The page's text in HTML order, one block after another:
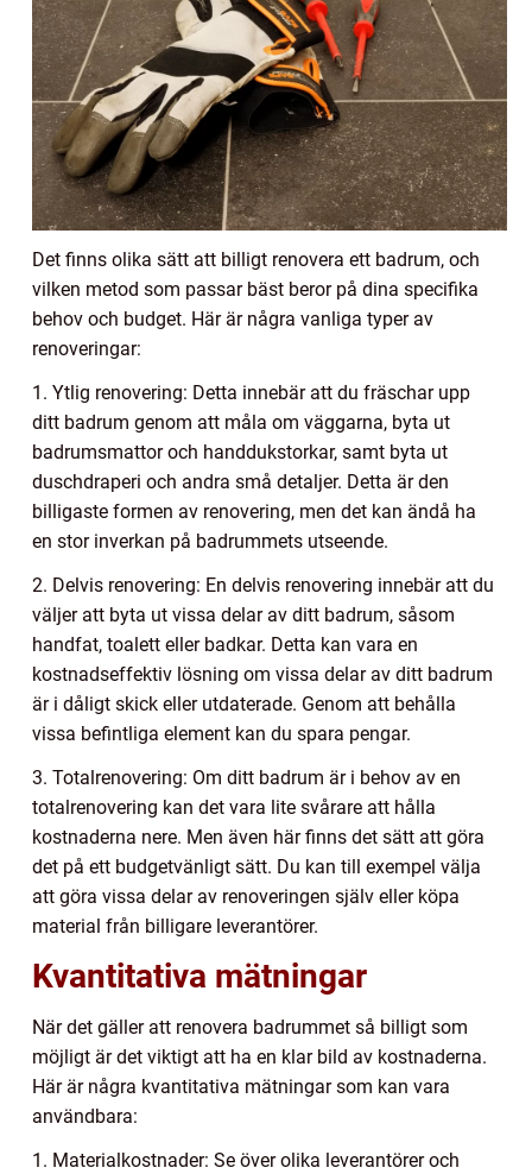
Det finns olika sätt att billigt renovera ett badrum, och
vilken metod som passar bäst beror på dina specifika
behov och budget. Här är några vanliga typer av
renoveringar:
1. Ytlig renovering: Detta innebär att du fräschar upp
ditt badrum genom att måla om väggarna, byta ut
badrumsmattor och handdukstorkar, samt byta ut
duschdraperi och andra små detaljer. Detta är den
billigaste formen av renovering, men det kan ändå ha
en stor inverkan på badrummets utseende.
2. Delvis renovering: En delvis renovering innebär att du
väljer att byta ut vissa delar av ditt badrum, såsom
handfat, toalett eller badkar. Detta kan vara en
kostnadseffektiv lösning om vissa delar av ditt badrum
är i dåligt skick eller utdaterade. Genom att behålla
vissa befintliga element kan du spara pengar.
3. Totalrenovering: Om ditt badrum är i behov av en
totalrenovering kan det vara lite svårare att hålla
kostnaderna nere. Men även här finns det sätt att göra
det på ett budgetvänligt sätt. Du kan till exempel välja
att göra vissa delar av renoveringen själv eller köpa
material från billigare leverantörer.
Kvantitativa mätningar
När det gäller att renovera badrummet så billigt som
möjligt är det viktigt att ha en klar bild av kostnaderna.
Här är några kvantitativa mätningar som kan vara
användbara:
1. Materialkostnader: Se över olika leverantörer och